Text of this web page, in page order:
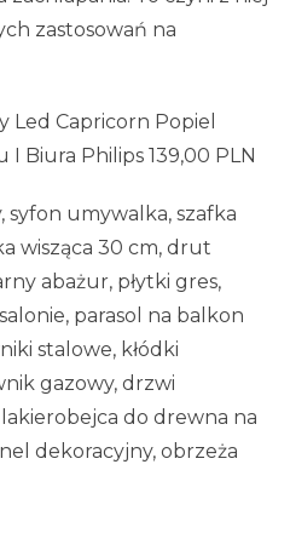
zastosowań na
Led Capricorn Popiel
I Biura Philips 139,00 PLN
syfon umywalka, szafka
wisząca 30 cm, drut
abażur, płytki gres,
parasol na balkon
stalowe, kłódki
gazowy, drzwi
lakierobejca do drewna na
dekoracyjny, obrzeża